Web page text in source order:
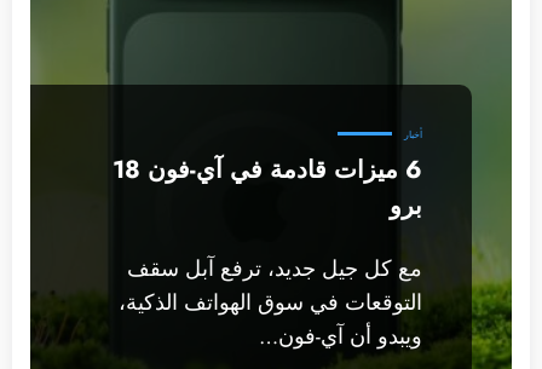
أخبار
6 ميزات قادمة في آي-فون 18
برو
مع كل جيل جديد، ترفع آبل سقف
التوقعات في سوق الهواتف الذكية،
ويبدو أن آي-فون…